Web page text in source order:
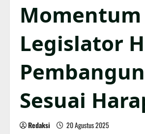
Momentum
Legislator
Sesuai
Redaksi 20 Agustus 2025